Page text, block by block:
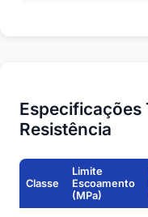
Especificações
Resistência
Classe
Limite
Escoamento
(MPa)